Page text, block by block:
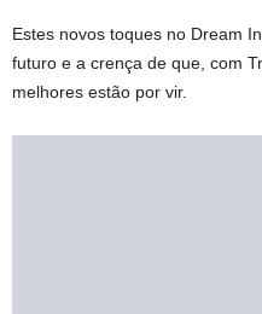
Estes novos toques no Dream
futuro e a crença de que, com
melhores estão por vir.